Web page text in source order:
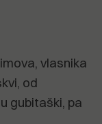
vlasnika
od
gubitaški, pa